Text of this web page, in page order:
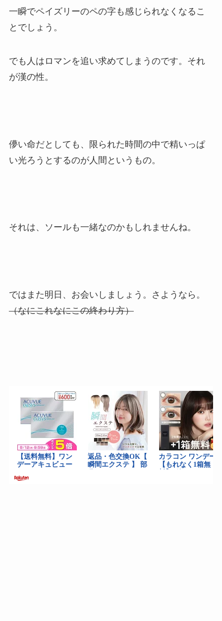
一瞬でペイズリーのペの字も感じられなくなるこ
とでしょう。
でも人はロマンを追い求めてしまうのです。それ
が漢の性。
儚い命だとしても、限られた時間の中で精いっぱ
い光ろうとするのが人間というもの。
それは、ソールも一緒なのかもしれませんね。
ではまた明日、お会いしましょう。さようなら。
（なにこれなにこの終わり方）